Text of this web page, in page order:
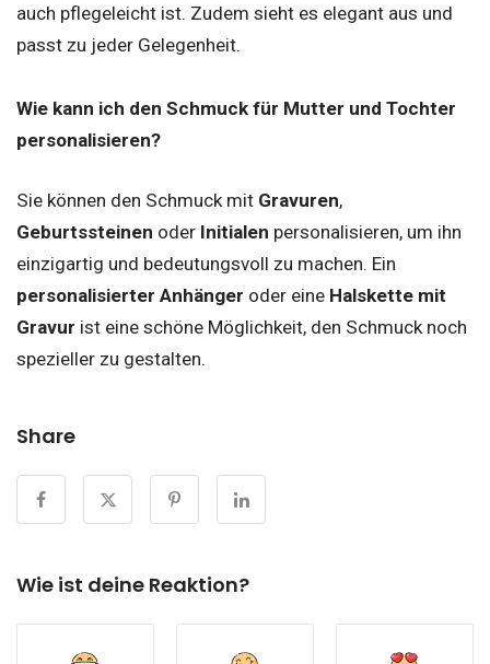
auch pflegeleicht ist. Zudem sieht es elegant aus und
passt zu jeder Gelegenheit.
Wie kann ich den Schmuck für Mutter und Tochter
personalisieren?
Sie können den Schmuck mit Gravuren,
Geburtssteinen oder Initialen personalisieren, um ihn
einzigartig und bedeutungsvoll zu machen. Ein
personalisierter Anhänger oder eine Halskette mit
Gravur ist eine schöne Möglichkeit, den Schmuck noch
spezieller zu gestalten.
Share
Wie ist deine Reaktion?